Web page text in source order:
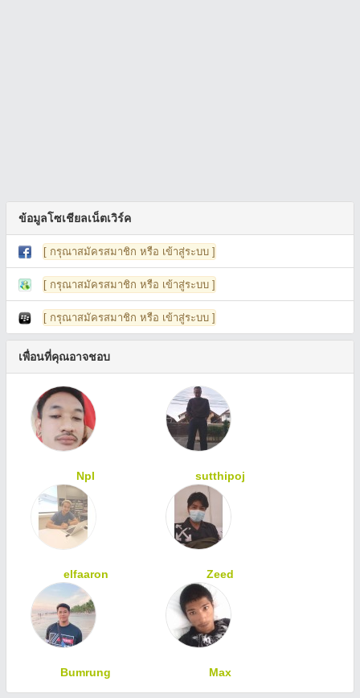
ข้อมูลโซเชียลเน็ตเวิร์ค
[ กรุณาสมัครสมาชิก หรือ เข้าสู่ระบบ ]
[ กรุณาสมัครสมาชิก หรือ เข้าสู่ระบบ ]
[ กรุณาสมัครสมาชิก หรือ เข้าสู่ระบบ ]
เพื่อนที่คุณอาจชอบ
Npl sutthipoj
elfaaron Zeed
Bumrung Max